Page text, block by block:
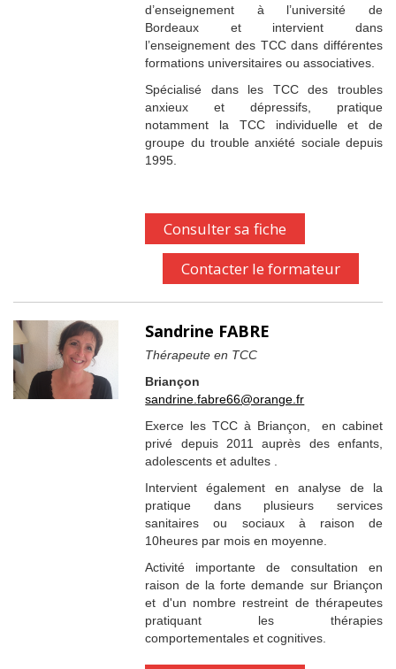
d’enseignement à l’université de
Bordeaux et intervient dans
l’enseignement des TCC dans différentes
formations universitaires ou associatives.
Spécialisé dans les TCC des troubles
anxieux et dépressifs, pratique
notamment la TCC individuelle et de
groupe du trouble anxiété sociale depuis
1995.
Consulter sa fiche
Contacter le formateur
Sandrine FABRE
Thérapeute en TCC
Briançon
sandrine.fabre66@orange.fr
Exerce les TCC à Briançon, en cabinet
privé depuis 2011 auprès des enfants,
adolescents et adultes .
Intervient également en analyse de la
pratique dans plusieurs services
sanitaires ou sociaux à raison de
10heures par mois en moyenne.
Activité importante de consultation en
raison de la forte demande sur Briançon
et d'un nombre restreint de thérapeutes
pratiquant les thérapies
comportementales et cognitives.